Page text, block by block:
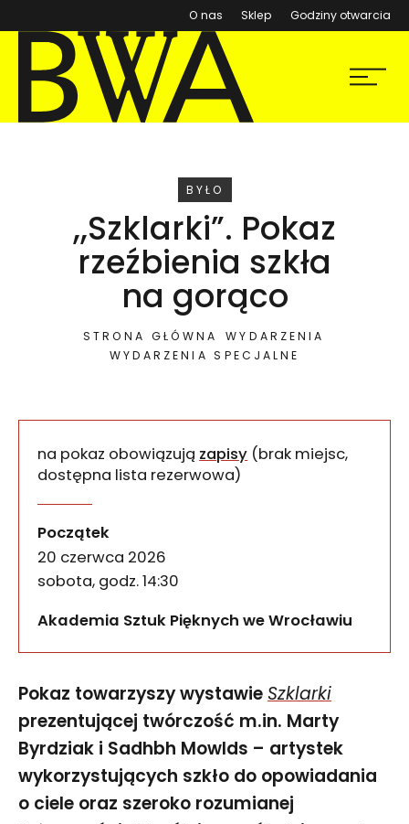
O nas Sklep (otwiera się w nowym
Godziny otwarcia
BWA Wrocław
Galerie Sztuki Współczesnej
Menu
WYDARZENIE
BYŁO
,,Szklarki”. Pokaz
rzeźbienia szkła
na gorąco
STRONA GŁÓWNA
WYDARZENIA
WYDARZENIA SPECJALNE
na pokaz obowiązują zapisy (brak miejsc,
dostępna lista rezerwowa)
Pokaz towarzyszy wystawie Szklarki
Początek
20 czerwca 2026
sobota, godz. 14:30
Akademia Sztuk Pięknych we Wrocławiu
Pokaz towarzyszy wystawie Szklarki
prezentującej twórczość m.in. Marty
Byrdziak i Sadhbh Mowlds – artystek
wykorzystujących szkło do opowiadania
o ciele oraz szeroko rozumianej